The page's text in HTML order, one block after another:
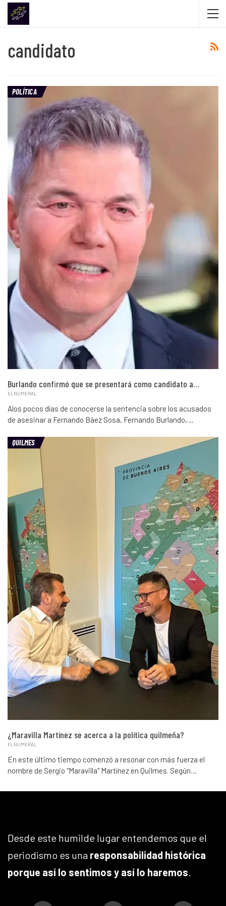
candidato
POLÍTICA
Burlando confirmó que se presentará como candidato a…
ELNUMERAL
Alos pocos días de conocerse la sentencia sobre los acusados
de asesinar a Fernando Báez Sosa, Fernando Burlando,…
QUILMES
¿Maravilla Martínez se acerca a la política quilmeña?
ELNUMERAL
En este último tiempo comenzó a resonar con más fuerza el
nombre de Sergio "Maravilla" Martínez en Quilmes. Según…
Desde este humilde lugar entendemos que el
periodismo es una responsabilidad histórica
porque así lo sentimos y así lo haremos.